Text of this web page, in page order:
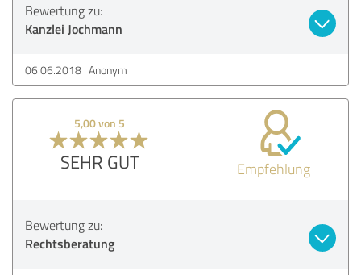
Bewertung zu:
Kanzlei Jochmann
06.06.2018 Anonym
5,00 von 5
SEHR GUT Empfehlung
Bewertung zu:
Rechtsberatung